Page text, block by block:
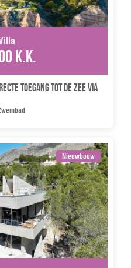
k.k.
toegang tot de zee via
Nieuwbouw